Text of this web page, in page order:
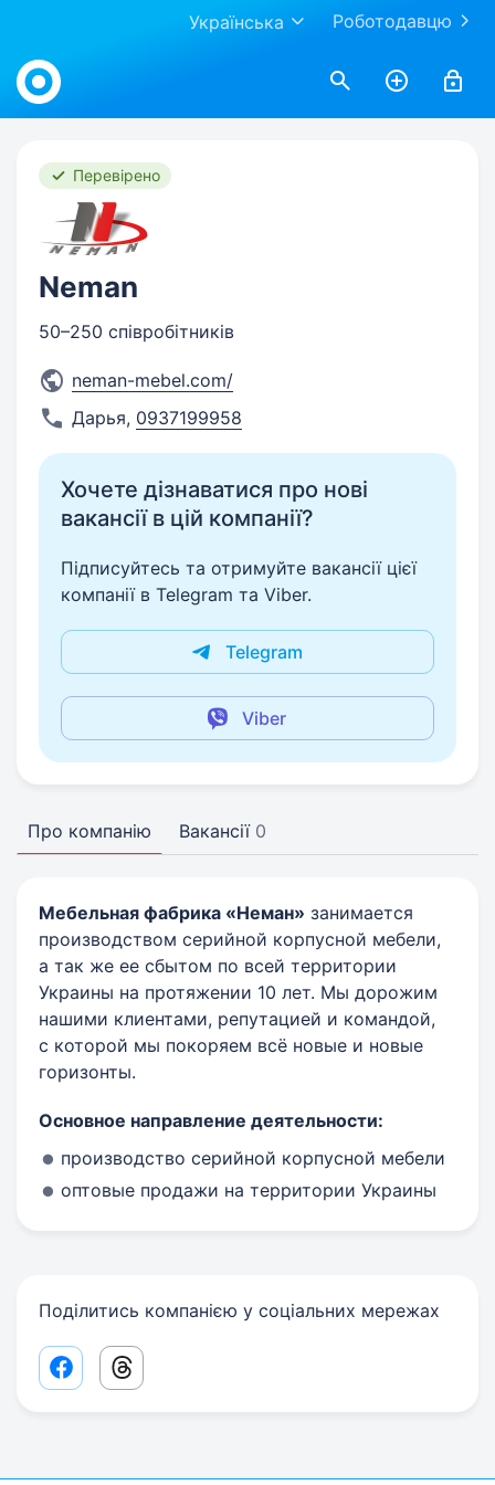
Роботодавцю
Українська
Work.ua
Перевірено
Neman
50–250 співробітників
neman-mebel.com/
Дарья, 0937199958
Хочете дізнаватися про нові
вакансії в цій компанії?
Підписуйтесь та отримуйте вакансії цієї
компанії в Telegram та Viber.
Telegram
Viber
Про компанію Вакансії 0
Мебельная фабрика «Неман» занимается
производством серийной корпусной мебели,
а так же ее сбытом по всей территории
Украины на протяжении 10 лет. Мы дорожим
нашими клиентами, репутацией и командой,
с которой мы покоряем всё новые и новые
горизонты.
Основное направление деятельности:
производство серийной корпусной мебели
оптовые продажи на территории Украины
Поділитись компанією у соціальних мережах
Facebook share link
Threads share link